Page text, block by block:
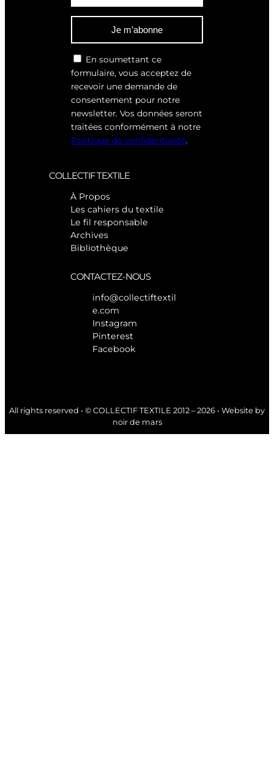
Je m’abonne
En soumettant ce
formulaire, vous acceptez de
recevoir une demande de
consentement pour notre
newsletter. Vos données seront
traitées conformément à notre
Politique de confidentialité.
COLLECTIF TEXTILE
À Propos
Les cahiers du textile
Le fil responsable
Archives
Bibliothèque
CONTACTEZ-NOUS
info@collectiftextil
e.com
Instagram
Pinterest
Facebook
All rights reserved • © COLLECTIF TEXTILE 2012 – 2026 • Website by
noir de mars